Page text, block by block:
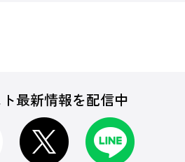
最新情報を配信中